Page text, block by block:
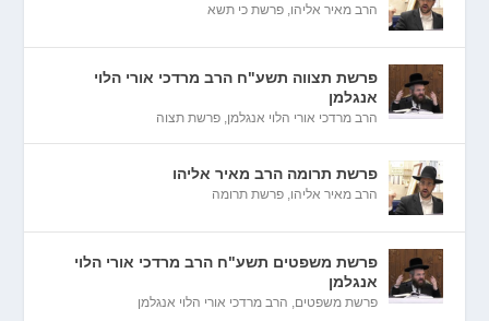
הרב מאיר אליהו,פרשת כי תשא
פרשת תצווה תשע"ח הרב מרדכי אורי הלוי
אנגלמן
הרב מרדכי אורי הלוי אנגלמן,פרשת תצוה
פרשת תרומה הרב מאיר אליהו
הרב מאיר אליהו,פרשת תרומה
פרשת משפטים תשע"ח הרב מרדכי אורי הלוי
אנגלמן
פרשת משפטים, הרב מרדכי אורי הלוי אנגלמן